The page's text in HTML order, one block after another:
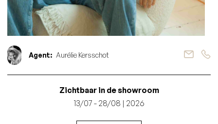
Agent: Aurélie Kersschot
Zichtbaar in de showroom
13/07 - 28/08 | 2026